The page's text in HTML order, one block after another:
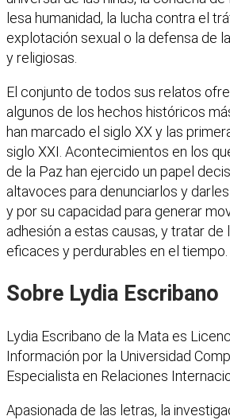
lesa humanidad, la lucha contra el
explotación sexual o la defensa de
y religiosas.
El conjunto de todos sus relatos
algunos de los hechos históricos
han marcado el siglo XX y las
siglo XXI. Acontecimientos en los
de la Paz han ejercido un papel
altavoces para denunciarlos y
y por su capacidad para generar
adhesión a estas causas, y tratar de
eficaces y perdurables en el tiempo.
Sobre Lydia Escribano
Lydia Escribano de la Mata es
Información por la Universidad
Especialista en Relaciones
Apasionada de las letras, la